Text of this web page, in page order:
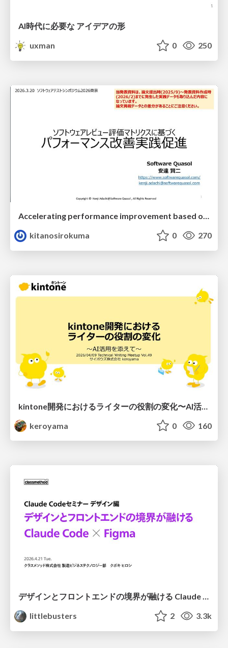
AI時代に必要な アイデアの形
uxman
0 250
Accelerating performance improvement based on a software review evaluation matrix
kitanosirokuma
0 270
kintone開発における​ライターの役割の変化​〜AI活用を添えて〜 / Changes in the Role of Writers in Kintone Development
keroyama
0 160
デザインとフロントエンドの境界が融ける Claude Code × Figma
littlebusters
2 3.3k